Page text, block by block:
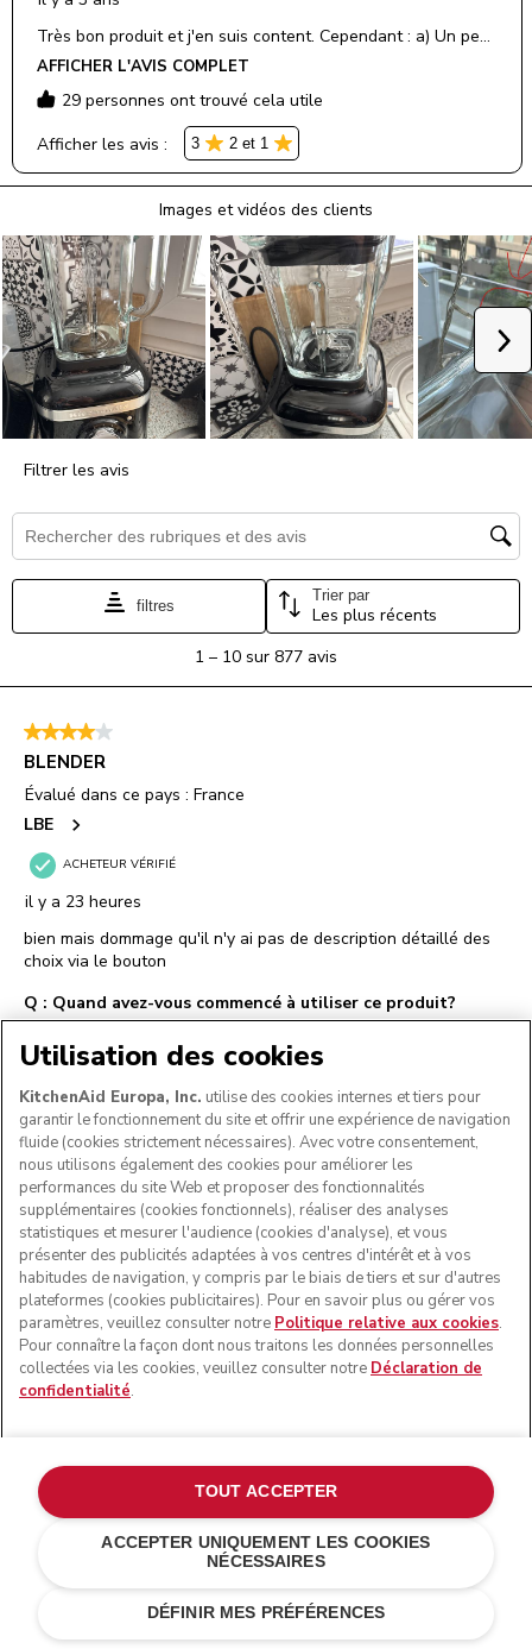
€ 309,00
Économies de
Utilisation des cookies
KitchenAid Europa, Inc. utilise des cookies internes et tiers pour
garantir le fonctionnement du site et offrir une expérience de navigation
fluide (cookies strictement nécessaires). Avec votre consentement,
nous utilisons également des cookies pour améliorer les
performances du site Web et proposer des fonctionnalités
supplémentaires (cookies fonctionnels), réaliser des analyses
statistiques et mesurer l'audience (cookies d'analyse), et vous
présenter des publicités adaptées à vos centres d'intérêt et à vos
habitudes de navigation, y compris par le biais de tiers et sur d'autres
plateformes (cookies publicitaires). Pour en savoir plus ou gérer vos
paramètres, veuillez consulter notre Politique relative aux cookies.
Pour connaître la façon dont nous traitons les données personnelles
collectées via les cookies, veuillez consulter notre Déclaration de
confidentialité.
DÉFINIR MES PRÉFÉRENCES
ACCEPTER UNIQUEMENT LES COOKIES
NÉCESSAIRES
TOUT ACCEPTER